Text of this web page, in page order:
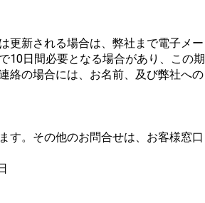
更新される場合は、弊社まで電子メー
10日間必要となる場合があり、この期
絡の場合には、お名前、及び弊社への
す。その他のお問合せは、お客様窓口